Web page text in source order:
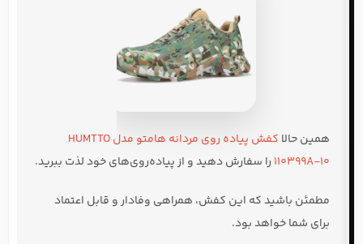
همین حالا
کفش پیاده روی مردانه هامتو مدل HUMTTO
110399A-10 را سفارش دهید و از پیاده‌روی‌های خود لذت ببرید.
مطمئن باشید که این کفش، همراهی وفادار و قابل اعتماد
برای شما خواهد بود.